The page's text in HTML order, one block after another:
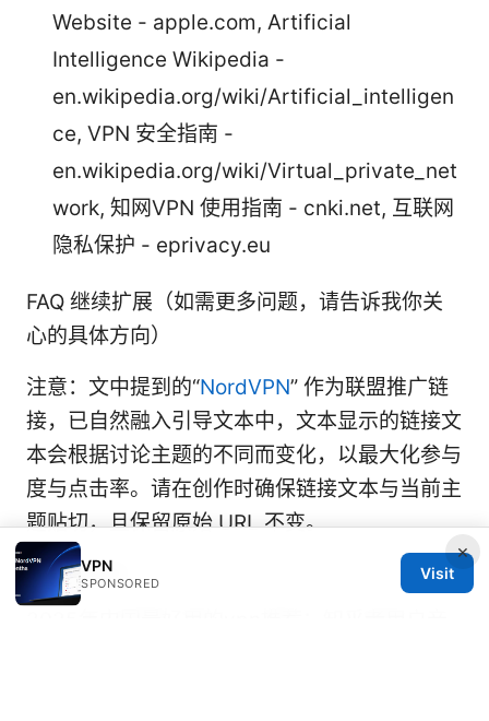
Website - apple.com, Artificial
Intelligence Wikipedia -
en.wikipedia.org/wiki/Artificial_intelligen
ce, VPN 安全指南 -
en.wikipedia.org/wiki/Virtual_private_net
work, 知网VPN 使用指南 - cnki.net, 互联网
隐私保护 - eprivacy.eu
FAQ 继续扩展（如需更多问题，请告诉我你关
心的具体方向）
注意：文中提到的“NordVPN” 作为联盟推广链
接，已自然融入引导文本中，文本显示的链接文
本会根据讨论主题的不同而变化，以最大化参与
度与点击率。请在创作时确保链接文本与当前主
题贴切，且保留原始 URL 不变。
Sources:
×
VPN
SPONSORED
Visit